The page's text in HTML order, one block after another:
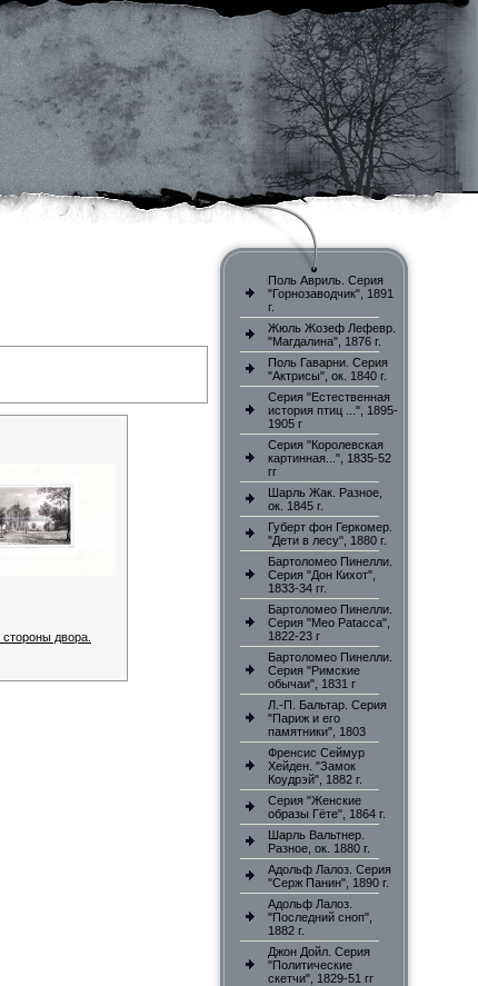
двора.
Поль Авриль. Серия
"Горнозаводчик", 1891
г.
Жюль Жозеф Лефевр.
"Магдалина", 1876 г.
Поль Гаварни. Серия
"Актрисы", ок. 1840 г.
Серия "Естественная
история птиц ...", 1895-
1905 г
Серия "Королевская
картинная...", 1835-52
гг
Шарль Жак. Разное,
ок. 1845 г.
Губерт фон Геркомер.
"Дети в лесу", 1880 г.
Бартоломео Пинелли.
Серия "Дон Кихот",
1833-34 гг.
Бартоломео Пинелли.
Серия "Meo Patacca",
1822-23 г
Бартоломео Пинелли.
Серия "Римские
обычаи", 1831 г
Л.-П. Бальтар. Серия
"Париж и его
памятники", 1803
Френсис Сеймур
Хейден. "Замок
Коудрэй", 1882 г.
Серия "Женские
образы Гёте", 1864 г.
Шарль Вальтнер.
Разное, ок. 1880 г.
Адольф Лалоз. Серия
"Серж Панин", 1890 г.
Адольф Лалоз.
"Последний сноп",
1882 г.
Джон Дойл. Серия
"Политические
скетчи", 1829-51 гг